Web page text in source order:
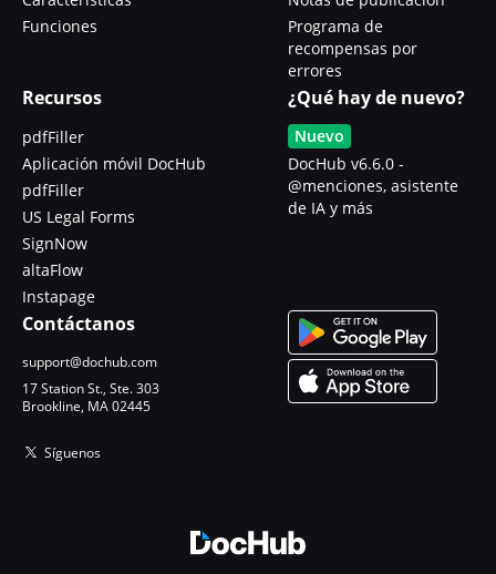
Funciones
Programa de
recompensas por
errores
Recursos
pdfFiller
Aplicación móvil DocHub
pdfFiller
US Legal Forms
SignNow
altaFlow
Instapage
¿Qué hay de nuevo?
Nuevo
DocHub v6.6.0 -
@menciones, asistente
de IA y más
Contáctanos
support@dochub.com
17 Station St., Ste. 303
Brookline, MA 02445
Síguenos